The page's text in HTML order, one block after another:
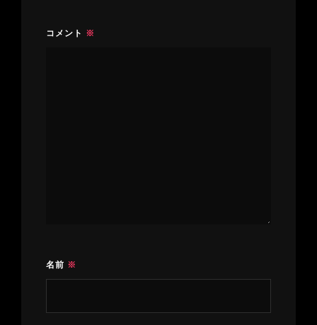
コメント ※
名前 ※